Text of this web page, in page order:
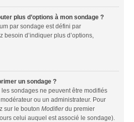
plus d’options à mon sondage ?
par sondage est défini par
besoin d’indiquer plus d’options,
un sondage ?
sondages ne peuvent être modifiés
ou un administrateur. Pour
sur le bouton Modifierdu premier
celui auquel est associé le sondage).